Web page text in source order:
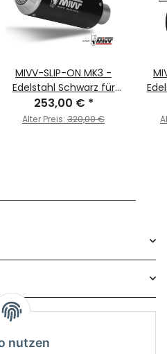
nutzen
MIVV-SLIP-ON MK3 -
Edelstahl Schwarz für
KAWASAKI - Z125 BJ.
2019 > 2024 -
253,00 € *
Alter Preis: 320,00 €